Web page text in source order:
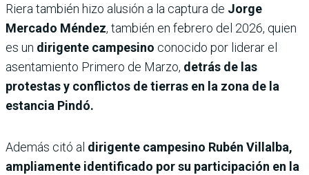
Riera también hizo alusión a la captura de Jorge
Mercado Méndez, también en febrero del 2026, quien
es un dirigente campesino conocido por liderar el
asentamiento Primero de Marzo, detrás de las
protestas y conflictos de tierras en la zona de la
estancia Pindó.
Además citó al dirigente campesino Rubén Villalba,
ampliamente identificado por su participación en la